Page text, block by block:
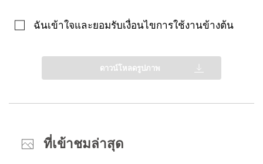
ฉันเข้าใจและยอมรับเงื่อนไขการใช้งานข้างต้น
ดาวน์โหลดรูปภาพ
ที่เข้าชมล่าสุด